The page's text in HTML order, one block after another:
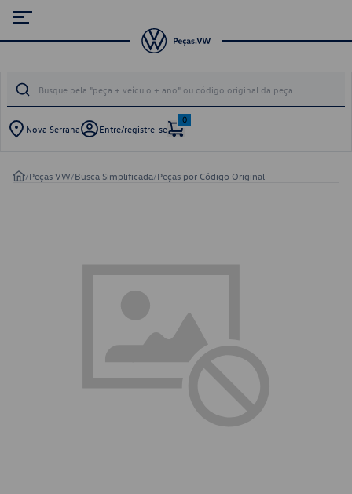
Nova Serrana Entre/registre-se
0
/Peças VW/Busca Simplificada/Peças por Código Original